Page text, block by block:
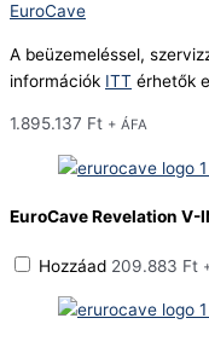
EuroCave
A beüzemeléssel,
információk ITT érhetők
1.895.137 Ft + ÁFA
EuroCave Revelation V-
Hozzáad 209.883 Ft